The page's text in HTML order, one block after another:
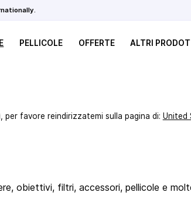
PELLICOLE OFFERTE ALTRI
per favore reindirizzatemi sulla pagina di: United
obiettivi, filtri, accessori, pellicole e